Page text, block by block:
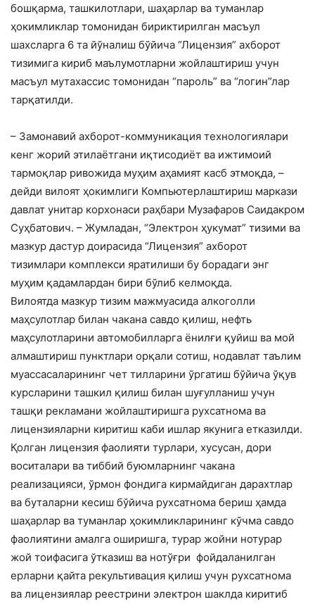
бошқарма, ташкилотлари, шаҳарлар ва туманлар
ҳокимликлар томонидан бириктирилган масъул
шахсларга 6 та йўналиш бўйича “Лицензия” ахборот
тизимига кириб маълумотларни жойлаштириш учун
масъул мутахассис томонидан “пароль” ва “логин”лар
тарқатилди.
– Замонавий ахборот-коммуникация технологиялари
кенг жорий этилаётгани иқтисодиёт ва ижтимоий
тармоқлар ривожида муҳим аҳамият касб этмоқда, –
дейди вилоят ҳокимлиги Компьютерлаштириш маркази
давлат унитар корхонаси раҳбари Музафаров Саидакром
Суҳбатович. – Жумладан, “Электрон ҳукумат” тизими ва
мазкур дастур доирасида “Лицензия” ахборот
тизимлари комплекси яратилиши бу борадаги энг
муҳим қадамлардан бири бўлиб келмоқда.
Вилоятда мазкур тизим мажмуасида алкоголли
маҳсулотлар билан чакана савдо қилиш, нефть
маҳсулотларини автомобилларга ёнилғи қуйиш ва мой
алмаштириш пунктлари орқали сотиш, нодавлат таълим
муассасаларининг чет тилларини ўргатиш бўйича ўқув
курсларини ташкил қилиш билан шуғулланиш учун
ташқи рекламани жойлаштиришга рухсатнома ва
лицензияларни киритиш каби ишлар якунига етказилди.
Қолган лицензия фаолияти турлари, хусусан, дори
воситалари ва тиббий буюмларнинг чакана
реализацияси, ўрмон фондига кирмайдиган дарахтлар
ва буталарни кесиш бўйича рухсатнома бериш ҳамда
шаҳарлар ва туманлар ҳокимликларининг кўчма савдо
фаолиятини амалга оширишга, турар жойни нотурар
жой тоифасига ўтказиш ва нотўғри фойдаланилган
ерларни қайта рекультивация қилиш учун рухсатнома
ва лицензиялар реестрини электрон шаклда киритиб